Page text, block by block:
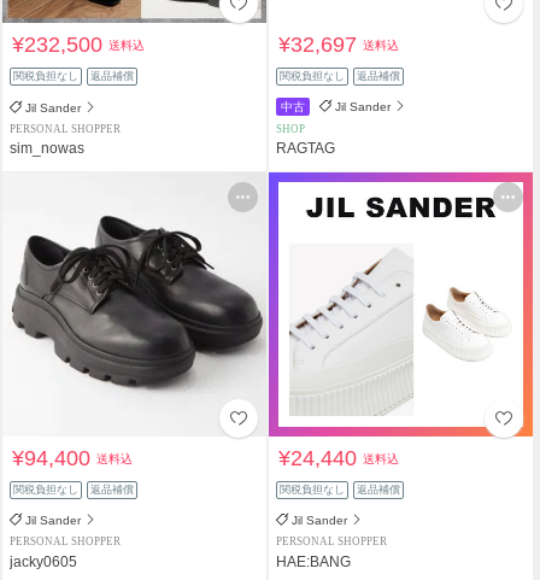
¥232,500送料込
関税負担なし 返品補償
Jil Sander
PERSONAL SHOPPER
sim_nowas
¥32,697送料込
関税負担なし 返品補償
中古 Jil Sander
SHOP
RAGTAG
¥94,400送料込
関税負担なし 返品補償
Jil Sander
PERSONAL SHOPPER
jacky0605
¥24,440送料込
関税負担なし 返品補償
Jil Sander
PERSONAL SHOPPER
HAE:BANG